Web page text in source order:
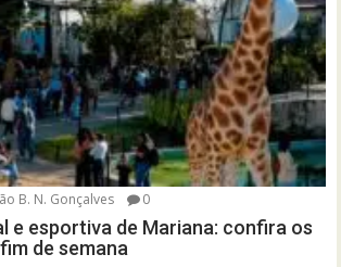
B. N. Gonçalves 0
e esportiva de Mariana: confira os
de semana